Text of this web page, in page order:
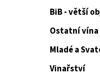
BiB - větší
Ostatní vína
Mladé a
Vinařství